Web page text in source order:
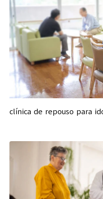
clínica de repouso para